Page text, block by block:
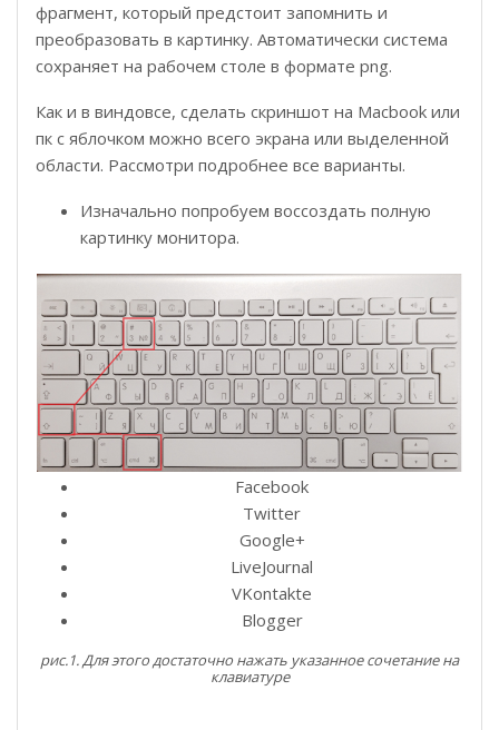
фрагмент, который предстоит запомнить и
преобразовать в картинку. Автоматически система
сохраняет на рабочем столе в формате png.
Как и в виндовсе, сделать скриншот на Macbook или
пк с яблочком можно всего экрана или выделенной
области. Рассмотри подробнее все варианты.
Изначально попробуем воссоздать полную
картинку монитора.
Facebook
Twitter
Google+
LiveJournal
VKontakte
Blogger
рис.1. Для этого достаточно нажать указанное сочетание на
клавиатуре